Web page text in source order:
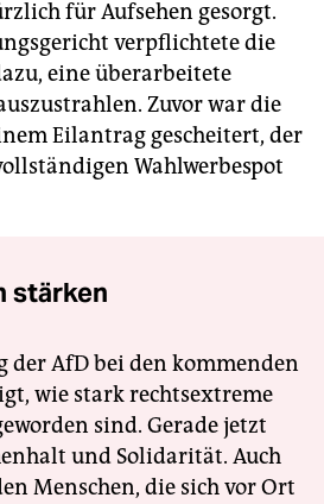
für Aufsehen gesorgt.
verpflichtete die
eine überarbeitete
Zuvor war die
Eilantrag gescheitert, der
Wahlwerbespot
stärken
der AfD bei den kommenden
wie stark rechtsextreme
sind. Gerade jetzt
und Solidarität. Auch
Menschen, die sich vor Ort